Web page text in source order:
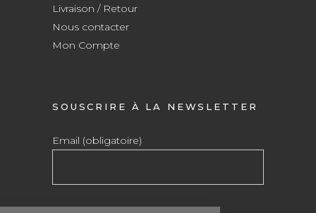
Livraison / Retour
Nous contacter
Mon Compte
SOUSCRIRE À LA NEWSLETTER
Email (obligatoire)